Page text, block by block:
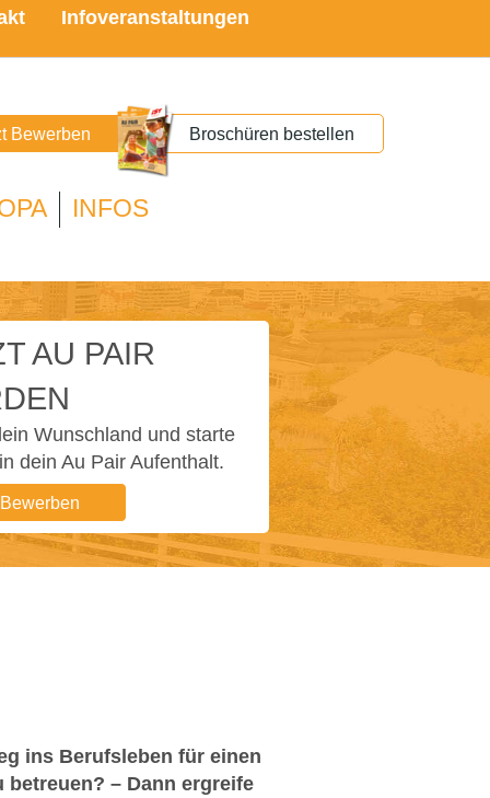
Infoveranstaltungen
Bewerben Broschüren bestellen
INFOS
AU PAIR
Wunschland und starte
dein Au Pair Aufenthalt.
ins Berufsleben für einen
– Dann ergreife